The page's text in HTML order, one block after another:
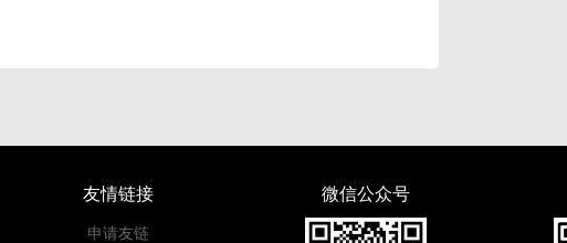
友情链接
申请友链
微信公众号